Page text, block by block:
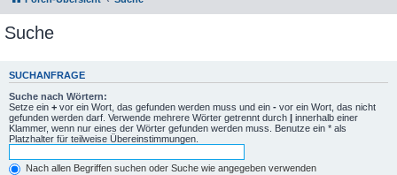
Suche
SUCHANFRAGE
Suche nach Wörtern:
Setze ein + vor ein Wort, das gefunden werden muss und ein - vor ein Wort, das nicht
gefunden werden darf. Verwende mehrere Wörter getrennt durch
innerhalb einer
Klammer, wenn nur eines der Wörter gefunden werden muss. Benutze ein * als
Platzhalter für teilweise Übereinstimmungen.
Nach allen Begriffen suchen oder Suche wie angegeben verwenden